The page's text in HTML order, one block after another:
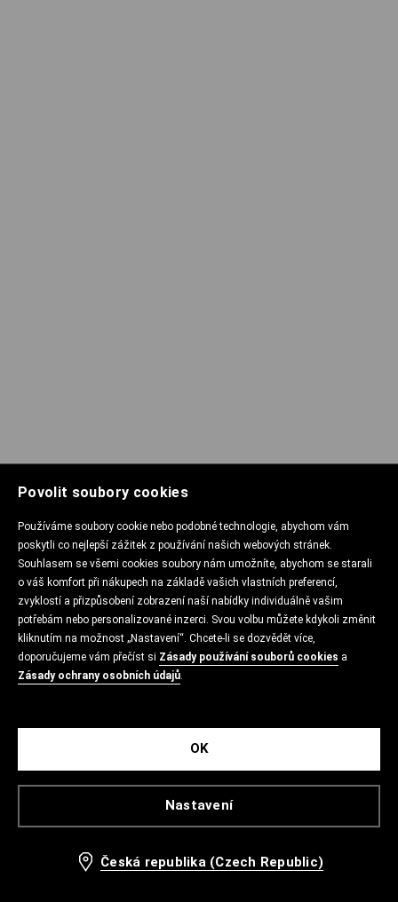
Povolit soubory cookies
Používáme soubory cookie nebo podobné technologie, abychom vám
poskytli co nejlepší zážitek z používání našich webových stránek.
Souhlasem se všemi cookies soubory nám umožníte, abychom se starali
o váš komfort při nákupech na základě vašich vlastních preferencí,
zvyklostí a přizpůsobení zobrazení naší nabídky individuálně vašim
potřebám nebo personalizované inzerci. Svou volbu můžete kdykoli změnit
kliknutím na možnost „Nastavení“. Chcete-li se dozvědět více,
doporučujeme vám přečíst si Zásady používání souborů cookies a
Zásady ochrany osobních údajů.
Nastavení
OK
Česká republika (Czech Republic)